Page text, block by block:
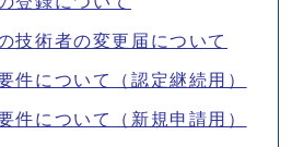
技術者の変更届について
件について（認定継続用）
件について（新規申請用）